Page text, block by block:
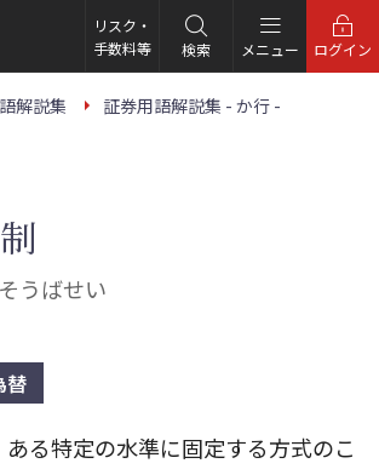
リスク・
手数料等
検索 メニュー ログイン
解説集
証券用語解説集 - か行 -
うばせい
替
る特定の水準に固定する方式のこ